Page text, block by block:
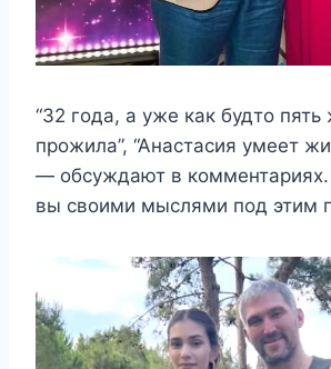
“32 года, а уже как будто пять
прожила”, “Анастасия умеет
— обсуждают в комментариях.
вы своими мыслями под этим